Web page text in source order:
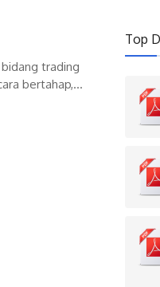
trading
bertahap,...
Top